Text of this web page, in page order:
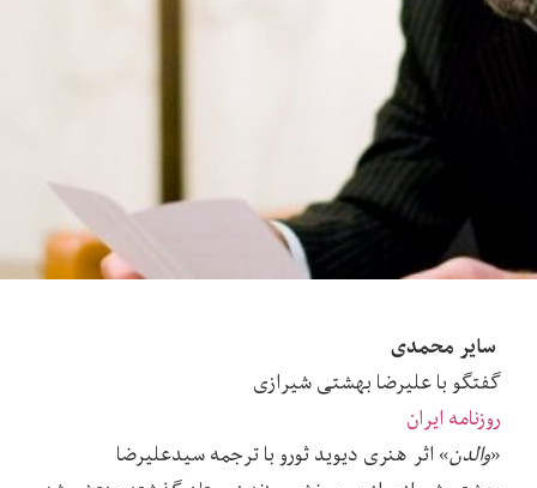
سایر محمدی
گفتگو با علیرضا بهشتی شیرازی
روزنامه ایران
«والدن» اثر هنری دیوید ثورو با ترجمه سیدعلیرضا